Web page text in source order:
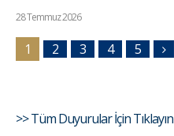
28 Temmuz 2026
1 2 3 4 5
>> Tüm Duyurular İçin Tıklayın